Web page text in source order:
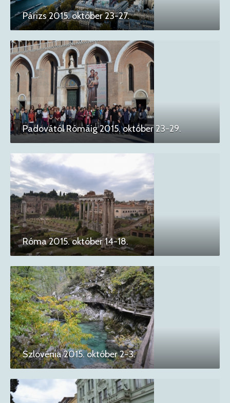
Párizs 2015. október 23-27.
Padovától Rómáig 2015. október 23-29.
Róma 2015. október 14-18.
Szlovénia 2015. október 2-3.